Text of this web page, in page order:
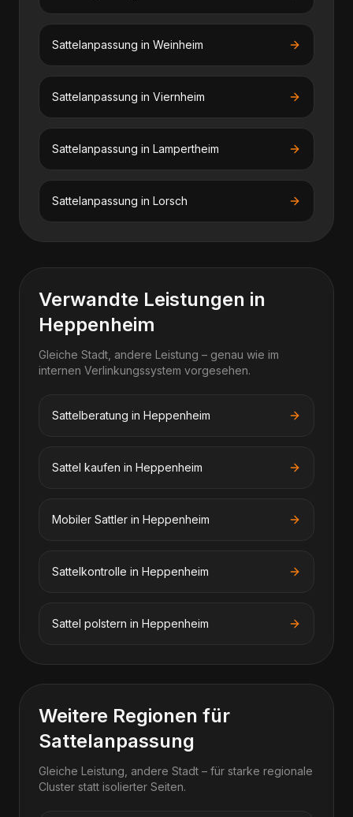
Sattelanpassung in Weinheim
Sattelanpassung in Viernheim
Sattelanpassung in Lampertheim
Sattelanpassung in Lorsch
Verwandte Leistungen in
Heppenheim
Gleiche Stadt, andere Leistung – genau wie im
internen Verlinkungssystem vorgesehen.
Sattelberatung in Heppenheim
Sattel kaufen in Heppenheim
Mobiler Sattler in Heppenheim
Sattelkontrolle in Heppenheim
Sattel polstern in Heppenheim
Weitere Regionen für
Sattelanpassung
Gleiche Leistung, andere Stadt – für starke regionale
Cluster statt isolierter Seiten.